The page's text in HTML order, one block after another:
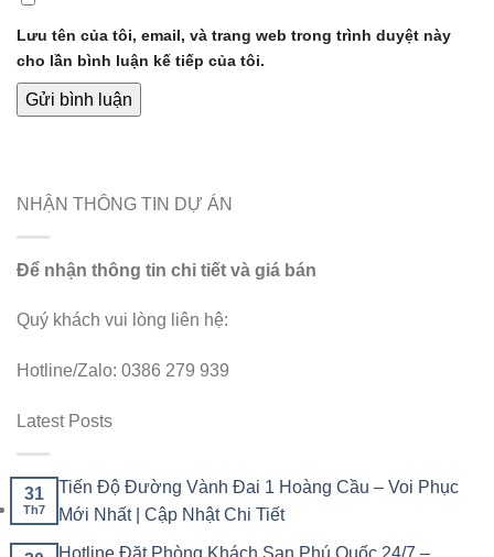
Lưu tên của tôi, email, và trang web trong trình duyệt này
cho lần bình luận kế tiếp của tôi.
NHẬN THÔNG TIN DỰ ÁN
Để nhận thông tin chi tiết và giá bán
Quý khách vui lòng liên hệ:
Hotline/Zalo: 0386 279 939
Latest Posts
31
Th7
Tiến Độ Đường Vành Đai 1 Hoàng Cầu – Voi Phục
Mới Nhất | Cập Nhật Chi Tiết
Hotline Đặt Phòng Khách Sạn Phú Quốc 24/7 –